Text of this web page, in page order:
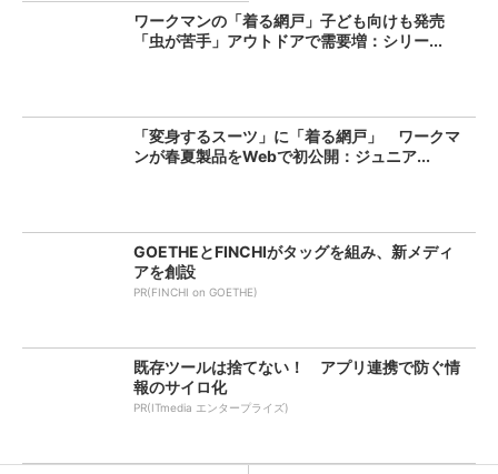
ワークマンの「着る網戸」子ども向けも発売
「虫が苦手」アウトドアで需要増：シリー...
「変身するスーツ」に「着る網戸」 ワークマ
ンが春夏製品をWebで初公開：ジュニア...
GOETHEとFINCHIがタッグを組み、新メディ
アを創設
PR(FINCHI on GOETHE)
既存ツールは捨てない！ アプリ連携で防ぐ情
報のサイロ化
PR(ITmedia エンタープライズ)